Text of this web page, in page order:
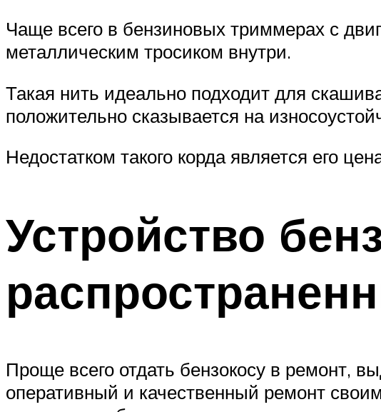
Чаще всего в бензиновых триммерах с
металлическим тросиком внутри.
Такая нить идеально подходит для
положительно сказывается на
Недостатком такого корда является его
Устройство
Проще всего отдать бензокосу в ремонт,
оперативный и качественный ремонт